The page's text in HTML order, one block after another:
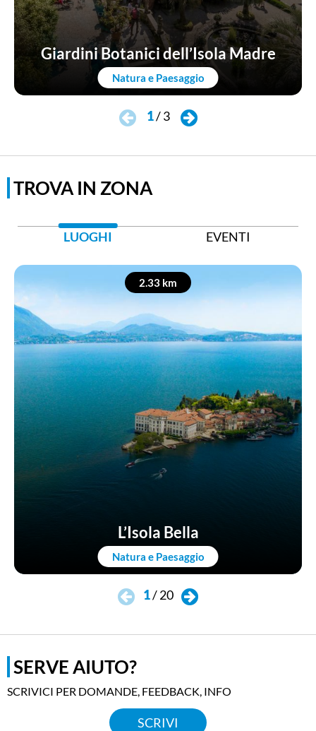
Natura e Paesaggio
Giardini Botanici dell’Isola Madre
1/3
TROVA IN ZONA
LUOGHI EVENTI
2.33 km
Natura e Paesaggio
L’Isola Bella
1/20
SERVE AIUTO?
SCRIVICI PER DOMANDE, FEEDBACK, INFO
SCRIVI